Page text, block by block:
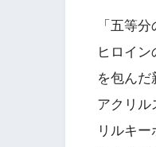
「五等
ヒロイ
を包んだ
アクリル
リルキ